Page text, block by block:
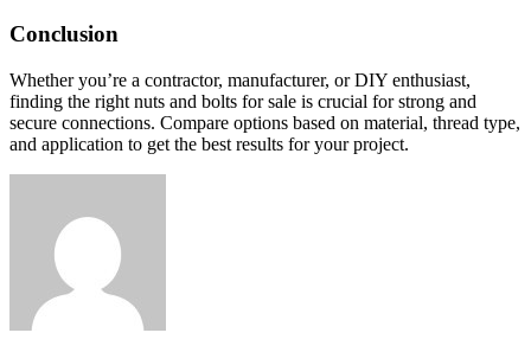
Conclusion
Whether you’re a contractor, manufacturer, or DIY enthusiast,
finding the right nuts and bolts for sale is crucial for strong and
secure connections. Compare options based on material, thread type,
and application to get the best results for your project.